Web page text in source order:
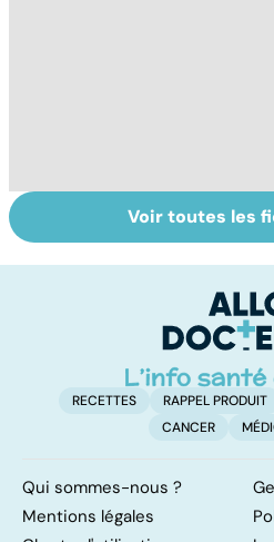
Qu'est-ce que le
coma ?
Voir toutes les
RECETTES RAPPEL PRODUIT
CANCER
Qui sommes-nous ?
Mentions légales